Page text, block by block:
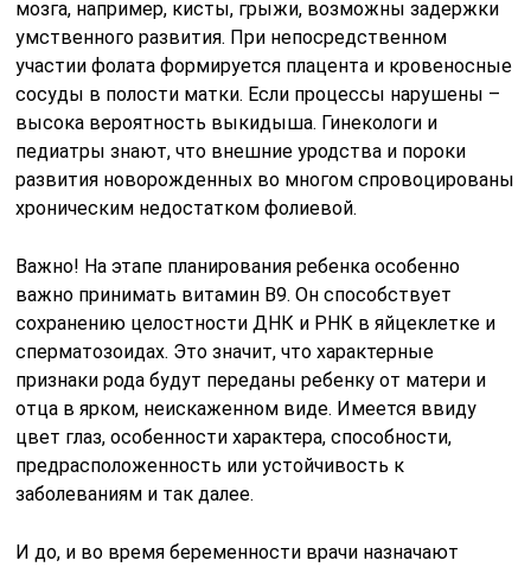
мозга, например, кисты, грыжи, возможны задержки
умственного развития. При непосредственном
участии фолата формируется плацента и кровеносные
сосуды в полости матки. Если процессы нарушены –
высока вероятность выкидыша. Гинекологи и
педиатры знают, что внешние уродства и пороки
развития новорожденных во многом спровоцированы
хроническим недостатком фолиевой.
Важно! На этапе планирования ребенка особенно
важно принимать витамин B9. Он способствует
сохранению целостности ДНК и РНК в яйцеклетке и
сперматозоидах. Это значит, что характерные
признаки рода будут переданы ребенку от матери и
отца в ярком, неискаженном виде. Имеется ввиду
цвет глаз, особенности характера, способности,
предрасположенность или устойчивость к
заболеваниям и так далее.
И до, и во время беременности врачи назначают